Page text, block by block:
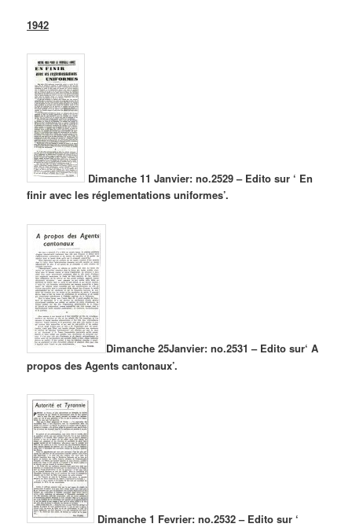
1942
Dimanche 11 Janvier: no.2529 – Edito sur ‘ En
finir avec les réglementations uniformes’.
Dimanche 25Janvier: no.2531 – Edito sur‘ A
propos des Agents cantonaux’.
Dimanche 1 Fevrier: no.2532 – Edito sur ‘